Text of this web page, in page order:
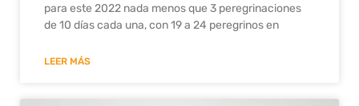
para este 2022 nada menos que 3 peregrinaciones
de 10 días cada una, con 19 a 24 peregrinos en
LEER MÁS